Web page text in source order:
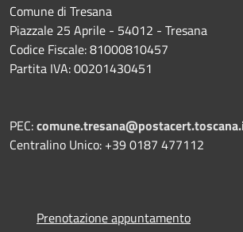
Comune di Tresana
Piazzale 25 Aprile - 54012 - Tresana
Codice Fiscale: 81000810457
Partita IVA: 00201430451
PEC:
Centralino Unico: +39 0187 477112
Prenotazione appuntamento